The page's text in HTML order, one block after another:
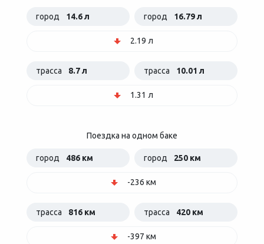
город 14.6 л город 16.79 л
2.19 л
трасса 8.7 л трасса 10.01 л
1.31 л
Поездка на одном баке
город 486 км город 250 км
-236 км
трасса 816 км трасса 420 км
-397 км